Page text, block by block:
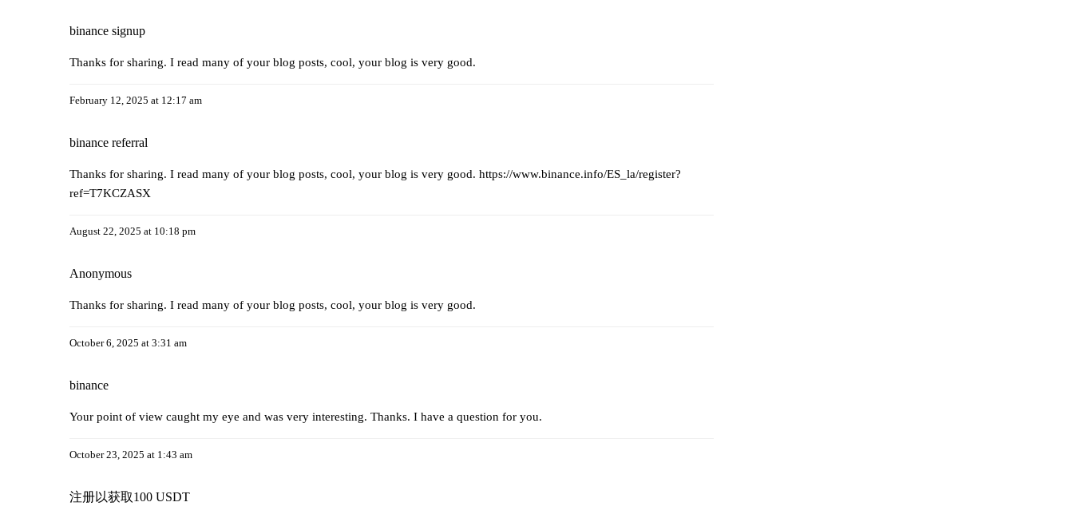
binance signup
Thanks for sharing. I read many of your blog posts, cool, your blog is very good.
February 12, 2025 at 12:17 am
binance referral
Thanks for sharing. I read many of your blog posts, cool, your blog is very good. https://www.binance.info/ES_la/register?
ref=T7KCZASX
August 22, 2025 at 10:18 pm
Anonymous
Thanks for sharing. I read many of your blog posts, cool, your blog is very good.
October 6, 2025 at 3:31 am
binance
Your point of view caught my eye and was very interesting. Thanks. I have a question for you.
October 23, 2025 at 1:43 am
注册以获取100 USDT